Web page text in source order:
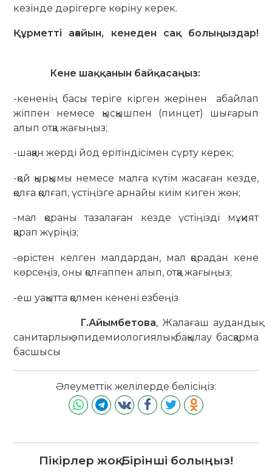
кезінде дәрігерге көріну керек.
Құрметті ағайын, кенеден сақ болыңыздар!
Кене шаққанын байқасаңыз:
-кененің басы теріге кірген жерінен абайлап
жіппен немесе қысқышпен (пинцет) шығарып
алып отқа жағыңыз;
-шаққан жерді йод ерітіндісімен сүрту керек;
-қой қырқымы немесе малға күтім жасаған кезде,
қолға қолғап, үстіңізге арнайы киім киген жөн;
-мал қораны тазалаған кезде үстіңізді мұқият
қарап жүріңіз;
-өрістен келген малдардан, мал қорадан кене
көрсеңіз, оны қолғаппен алып, отқа жағыңыз;
-еш уақытта қолмен кенені езбеңіз
Г.Айымбетова, Жалағаш аудандық
санитарлық-эпидемиологиялық бақылау басқарма
басшысы
Әлеуметтік желілерде бөлісіңіз:
Пікірлер жоқ. Бірінші болыңыз!